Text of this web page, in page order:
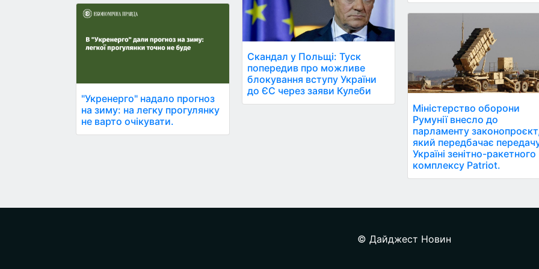
"Укренерго" надало прогноз
на зиму: на легку прогулянку
не варто очікувати.
Скандал у Польщі: Туск
попередив про можливе
блокування вступу України
до ЄС через заяви Кулеби
Міністерство оборони
Румунії внесло до
парламенту
який передбачає
Україні зенітно-ракетного
комплексу Patriot.
© Дайджест Новин